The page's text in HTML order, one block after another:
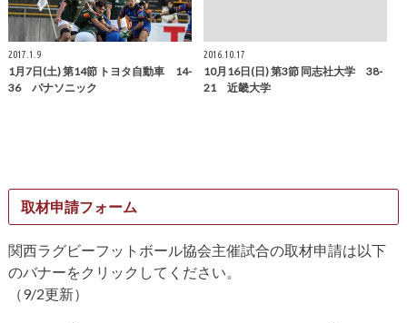
2017.1.9
1月7日(土) 第14節 トヨタ自動車 14-
36 パナソニック
2016.10.17
10月16日(日) 第3節 同志社大学 38-
21 近畿大学
取材申請フォーム
関西ラグビーフットボール協会主催試合の取材申請は以下
のバナーをクリックしてください。
（9/2更新）